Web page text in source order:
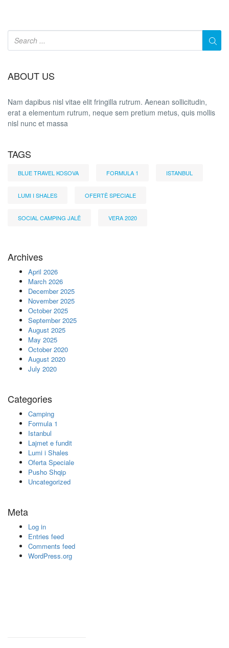
ABOUT US
Nam dapibus nisl vitae elit fringilla rutrum. Aenean sollicitudin,
erat a elementum rutrum, neque sem pretium metus, quis mollis
nisl nunc et massa
TAGS
BLUE TRAVEL KOSOVA FORMULA 1 ISTANBUL
LUMI I SHALES OFERTË SPECIALE
SOCIAL CAMPING JALË VERA 2020
Archives
April 2026
March 2026
December 2025
November 2025
October 2025
September 2025
August 2025
May 2025
October 2020
August 2020
July 2020
Categories
Camping
Formula 1
Istanbul
Lajmet e fundit
Lumi i Shales
Oferta Speciale
Pusho Shqip
Uncategorized
Meta
Log in
Entries feed
Comments feed
WordPress.org